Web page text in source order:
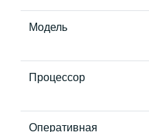
Модель
Процессор
Оперативная